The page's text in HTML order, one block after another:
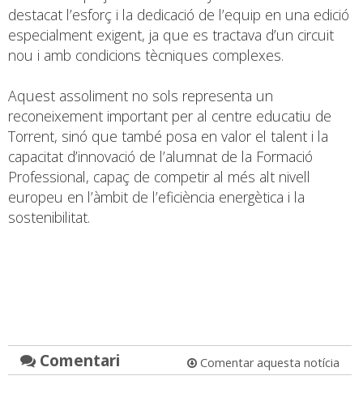
destacat l’esforç i la dedicació de l’equip en una edició
especialment exigent, ja que es tractava d’un circuit
nou i amb condicions tècniques complexes.
Aquest assoliment no sols representa un
reconeixement important per al centre educatiu de
Torrent, sinó que també posa en valor el talent i la
capacitat d’innovació de l’alumnat de la Formació
Professional, capaç de competir al més alt nivell
europeu en l’àmbit de l’eficiència energètica i la
sostenibilitat.
Comentari Comentar aquesta notícia